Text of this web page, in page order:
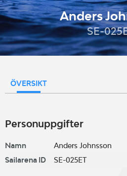
Anders
SE-
ÖVERSIKT
Personuppgifter
Namn
Anders Johnsson
Sailarena ID
SE-025ET